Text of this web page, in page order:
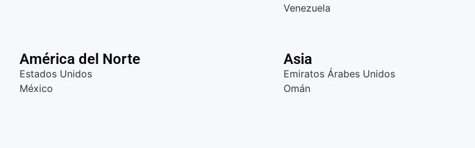
Venezuela
América del Norte
Estados Unidos
México
Asia
Emiratos Árabes Unidos
Omán